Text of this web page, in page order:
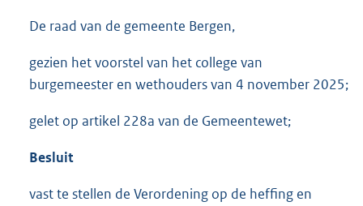
De raad van de gemeente Bergen,
gezien het voorstel van het college van
burgemeester en wethouders van 4 november 2025;
gelet op artikel 228a van de Gemeentewet;
Besluit
vast te stellen de Verordening op de heffing en